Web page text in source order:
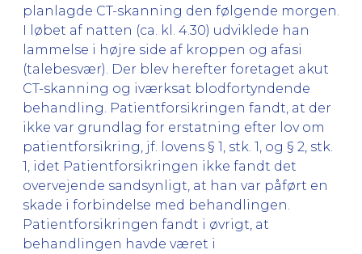
planlagde CT-skanning den følgende morgen.
I løbet af natten (ca. kl. 4.30) udviklede han
lammelse i højre side af kroppen og afasi
(talebesvær). Der blev herefter foretaget akut
CT-skanning og iværksat blodfortyndende
behandling. Patientforsikringen fandt, at der
ikke var grundlag for erstatning efter lov om
patientforsikring, jf. lovens § 1, stk. 1, og § 2, stk.
1, idet Patientforsikringen ikke fandt det
overvejende sandsynligt, at han var påført en
skade i forbindelse med behandlingen.
Patientforsikringen fandt i øvrigt, at
behandlingen havde været i